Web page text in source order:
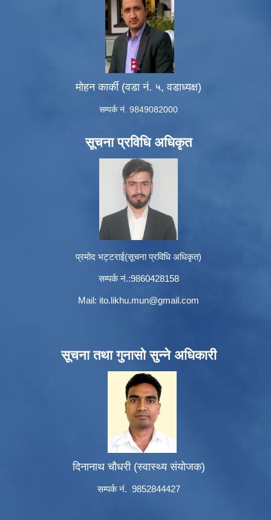
मोहन कार्की (वडा नं. ५, वडाध्यक्ष)
सम्पर्क नं. 9849082000
सूचना प्रविधि अधिकृत
प्रमोद भट्टराई(सूचना प्रविधि अधिकृत)
सम्पर्क नं.:9860428158
Mail: ito.likhu.mun@gmail.com
सूचना तथा गुनासो सुन्ने अधिकारी
दिनानाथ चौधरी (स्वास्थ्य संयोजक)
सम्पर्क नं. 9852844427